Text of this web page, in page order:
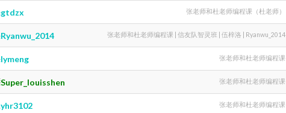
gtdzx 张老师和杜老师编程课（杜老师）
Ryanwu_2014 张老师和杜老师编程课 | 信友队智灵班 | 伍梓洛 | Ryanwu_2014
lymeng 张老师和杜老师编程课
Super_louisshen 张老师和杜老师编程课
yhr3102 张老师和杜老师编程课